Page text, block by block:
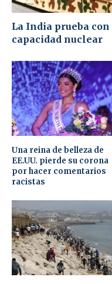
La India prueba
capacidad nuclear
Una reina de belleza de
EE.UU. pierde su corona
por hacer comentarios
racistas